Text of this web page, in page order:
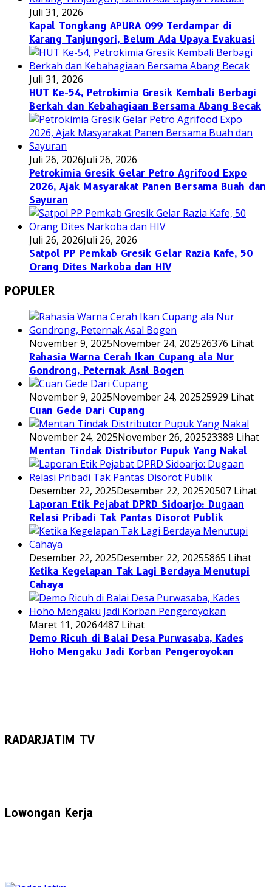
Juli 31, 2026
Kapal Tongkang APURA 099 Terdampar di
Karang Tanjungori, Belum Ada Upaya Evakuasi
Juli 31, 2026
HUT Ke-54, Petrokimia Gresik Kembali Berbagi
Berkah dan Kebahagiaan Bersama Abang Becak
Juli 26, 2026Juli 26, 2026
Petrokimia Gresik Gelar Petro Agrifood Expo
2026, Ajak Masyarakat Panen Bersama Buah dan
Sayuran
Juli 26, 2026Juli 26, 2026
Satpol PP Pemkab Gresik Gelar Razia Kafe, 50
Orang Dites Narkoba dan HIV
POPULER
November 9, 2025November 24, 202526376 Lihat
Rahasia Warna Cerah Ikan Cupang ala Nur
Gondrong, Peternak Asal Bogen
November 9, 2025November 24, 202525929 Lihat
Cuan Gede Dari Cupang
November 24, 2025November 26, 202523389 Lihat
Mentan Tindak Distributor Pupuk Yang Nakal
Desember 22, 2025Desember 22, 202520507 Lihat
Laporan Etik Pejabat DPRD Sidoarjo: Dugaan
Relasi Pribadi Tak Pantas Disorot Publik
Desember 22, 2025Desember 22, 20255865 Lihat
Ketika Kegelapan Tak Lagi Berdaya Menutupi
Cahaya
Maret 11, 20264487 Lihat
Demo Ricuh di Balai Desa Purwasaba, Kades
Hoho Mengaku Jadi Korban Pengeroyokan
RADARJATIM TV
Lowongan Kerja